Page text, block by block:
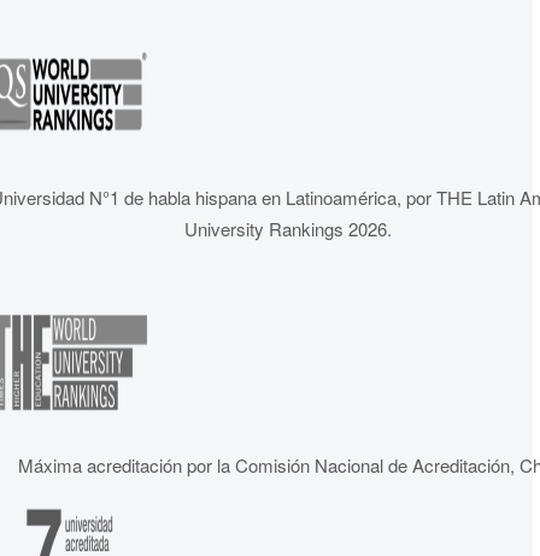
N°1 de habla hispana en Latinoamérica, por THE Latin
University Rankings 2026.
Máxima acreditación por la Comisión Nacional de Acreditación,